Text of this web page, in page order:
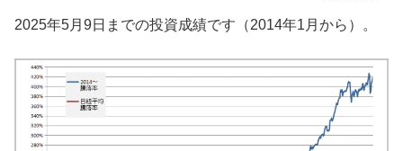
2025年5月9日までの投資成績です（2014年1月から）。